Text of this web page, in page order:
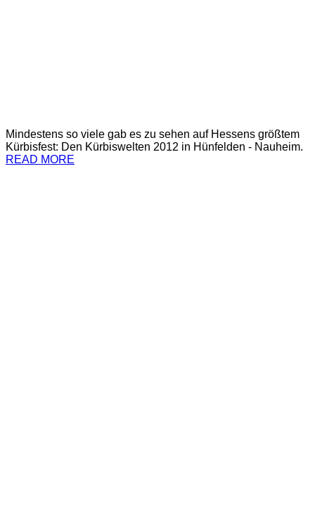
Mindestens so viele gab es zu sehen auf Hessens größtem
Kürbisfest: Den Kürbiswelten 2012 in Hünfelden - Nauheim.
READ MORE